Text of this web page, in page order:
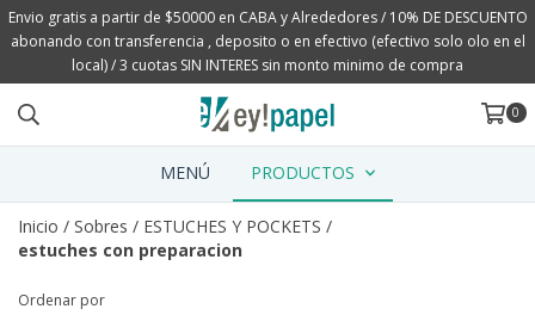
Envio gratis a partir de $50000 en CABA y Alrededores / 10% DE DESCUENTO
abonando con transferencia , deposito o en efectivo (efectivo solo olo en el
local) / 3 cuotas SIN INTERES sin monto minimo de compra
0
MENÚ PRODUCTOS
Inicio / Sobres / ESTUCHES Y POCKETS /
estuches con preparacion
Ordenar por